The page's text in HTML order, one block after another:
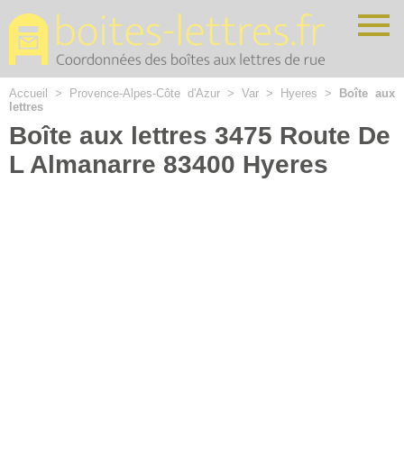
Accueil > Provence-Alpes-Côte d'Azur > Var > Hyeres >
Boîte aux
lettres
Boîte aux lettres 3475 Route De
L Almanarre 83400 Hyeres